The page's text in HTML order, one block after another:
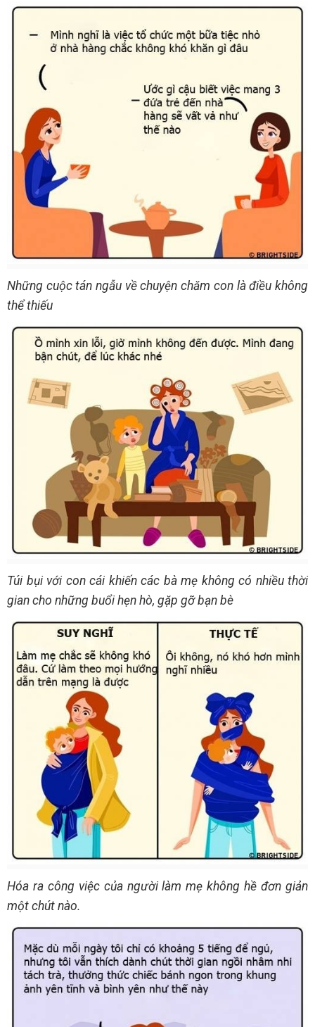
Những cuộc tán ngẫu về chuyện chăm con là điều không
thể thiếu
Túi bụi với con cái khiến các bà mẹ không có nhiều thời
gian cho những buổi hẹn hò, gặp gỡ bạn bè
Hóa ra công việc của người làm mẹ không hề đơn giản
một chút nào.